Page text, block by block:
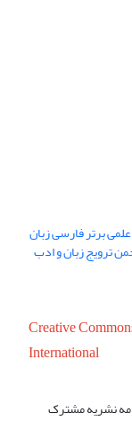
برتر فارسی زبان
انجمن ترویج زبان و ادب
Creative
International
نشریه مشترک